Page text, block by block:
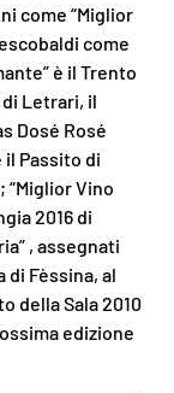
come “Miglior
come
è il Trento
di Letrari, il
Dosé Rosé
il Passito di
“Miglior Vino
2016 di
, assegnati
di Fèssina, al
della Sala 2010
edizione